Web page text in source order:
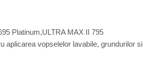
Platinum,ULTRA MAX II 795
aplicarea vopselelor lavabile, grundurilor si